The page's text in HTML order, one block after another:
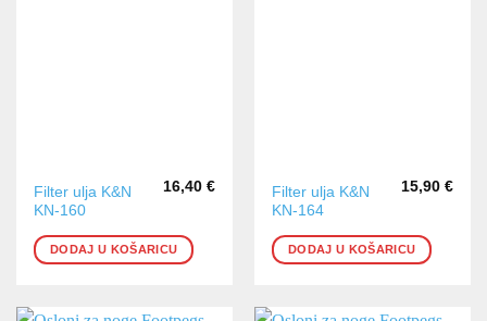
Filter ulja K&N
KN-160
16,40 €
DODAJ U KOŠARICU
Filter ulja K&N
KN-164
15,90 €
DODAJ U KOŠARICU